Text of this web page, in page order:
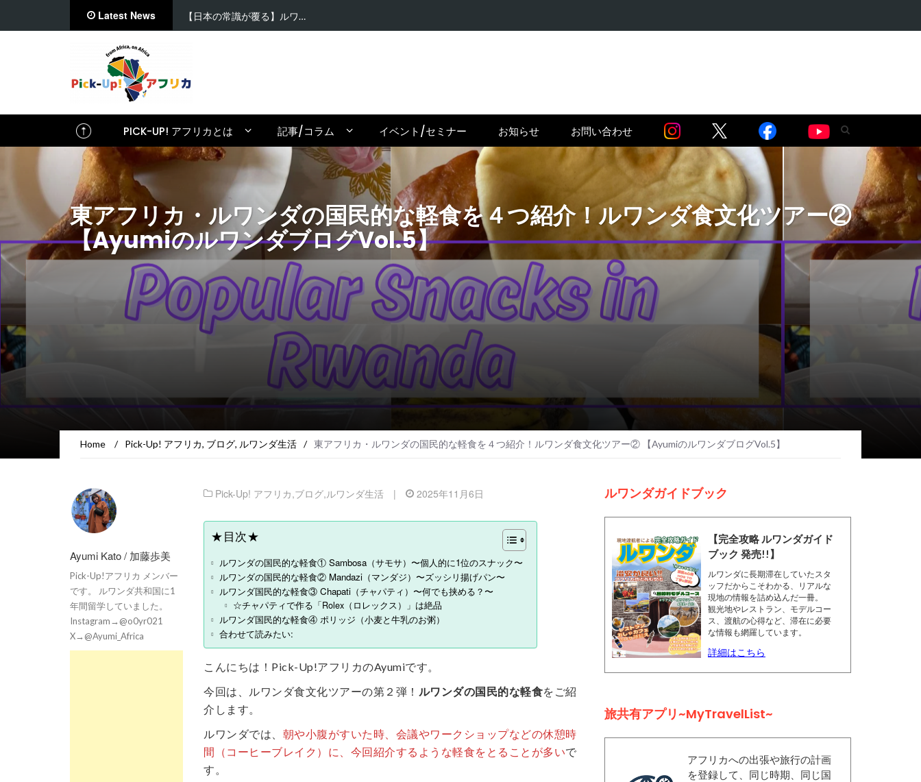
Latest News 【日本の常識が覆る】ルワ…
PICK-UP! アフリカとは 記事/コラム イベント/セミナー お知らせ お問い合わせ
東アフリカ・ルワンダの国民的な軽食を４つ紹介！ルワンダ食文化ツアー②
【AyumiのルワンダブログVol.5】
Home / Pick-Up! アフリカ, ブログ, ルワンダ生活 / 東アフリカ・ルワンダの国民的な軽食を４つ紹介！ルワンダ食文化ツアー② 【AyumiのルワンダブログVol.5】
Ayumi Kato / 加藤歩美
Pick-Up!アフリカ メンバー
です。 ルワンダ共和国に1
年間留学していました。
Instagram→@o0yr021
X→@Ayumi_Africa
Pick-Up! アフリカ,ブログ,ルワンダ生活 | 2025年11月6日
★目次★
ルワンダの国民的な軽食① Sambosa（サモサ）〜個人的に1位のスナック〜
ルワンダの国民的な軽食② Mandazi（マンダジ）〜ズッシリ揚げパン〜
ルワンダ国民的な軽食③ Chapati（チャパティ）〜何でも挟める？〜
☆チャパティで作る「Rolex（ロレックス）」は絶品
ルワンダ国民的な軽食④ ポリッジ（小麦と牛乳のお粥）
合わせて読みたい:
こんにちは！Pick-Up!アフリカのAyumiです。
今回は、ルワンダ食文化ツアーの第２弾！ ルワンダの国民的な軽食をご紹
介します。
ルワンダでは、 朝や小腹がすいた時、会議やワークショップなどの休憩時
間（コーヒーブレイク）に、今回紹介するような軽食をとることが多いで
す。
ルワンダガイドブック
【完全攻略 ルワンダガイド
ブック 発売!!】
ルワンダに長期滞在していたスタ
ッフだからこそわかる、リアルな
現地の情報を詰め込んだ一冊。
観光地やレストラン、モデルコー
ス、渡航の心得など、滞在に必要
な情報も網羅しています。
詳細はこちら
旅共有アプリ~MyTravelList~
アフリカへの出張や旅行の計画
を登録して、同じ時期、同じ国